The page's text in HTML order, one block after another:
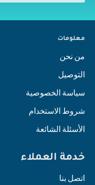
معلومات
من نحن
التوصيل
سياسة الخصوصية
شروط الاستخدام
الأسئلة الشائعة
خدمة العملاء
اتصل بنا